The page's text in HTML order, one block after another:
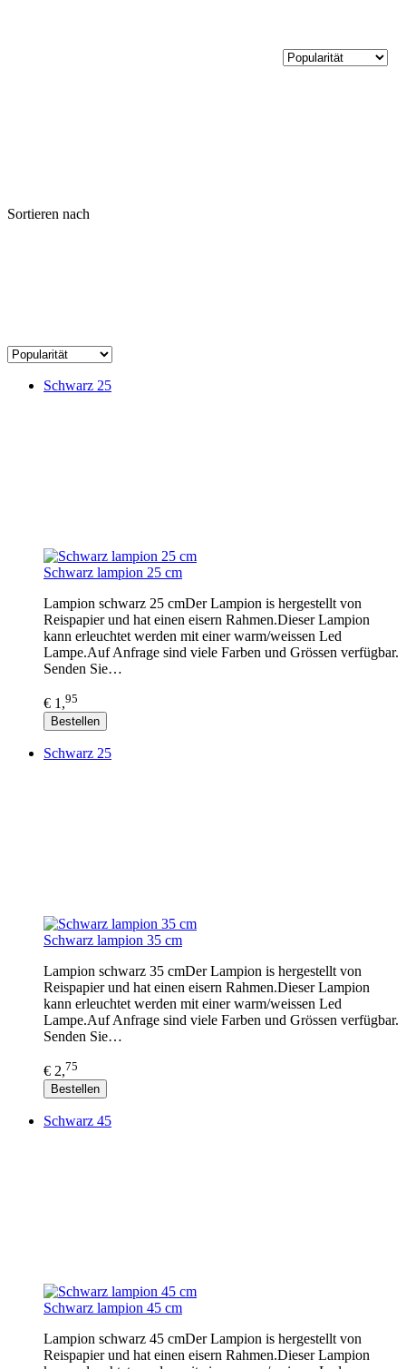
Sortieren nach
Schwarz 25
Schwarz lampion 25 cm
Lampion schwarz 25 cmDer Lampion is hergestellt von
Reispapier und hat einen eisern Rahmen.Dieser Lampion
kann erleuchtet werden mit einer warm/weissen Led
Lampe.Auf Anfrage sind viele Farben und Grössen verfügbar.
Senden Sie…
€ 1,95
Bestellen
Schwarz 25
Schwarz lampion 35 cm
Lampion schwarz 35 cmDer Lampion is hergestellt von
Reispapier und hat einen eisern Rahmen.Dieser Lampion
kann erleuchtet werden mit einer warm/weissen Led
Lampe.Auf Anfrage sind viele Farben und Grössen verfügbar.
Senden Sie…
€ 2,75
Bestellen
Schwarz 45
Schwarz lampion 45 cm
Lampion schwarz 45 cmDer Lampion is hergestellt von
Reispapier und hat einen eisern Rahmen.Dieser Lampion